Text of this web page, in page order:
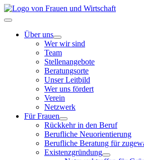
Zum
Inhalt
Toggle
NavigationÜber uns
Wer wir sind
Team
Stellenangebote
Beratungsorte
Unser Leitbild
Wer uns fördert
Verein
Netzwerk
Für Frauen
Rückkehr in den Beruf
Berufliche Neuorientierung
Berufliche Beratung für
Existenzgründung